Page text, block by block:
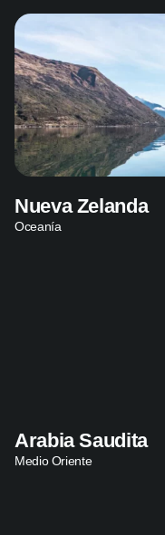
Nueva Zelanda
Oceanía
Arabia Saudita
Medio Oriente